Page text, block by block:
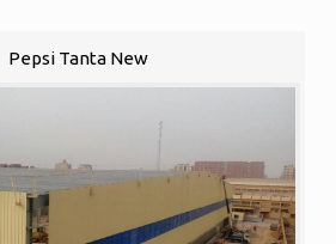
Pepsi Tanta New